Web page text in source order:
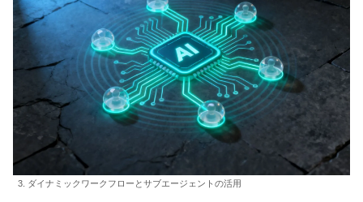
3. ダイナミックワークフローとサブエージェントの活用